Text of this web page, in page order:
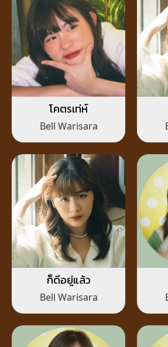
โคตรเท่ห์
Bell Warisara
ก็ดีอยู่แล้ว
Bell Warisara